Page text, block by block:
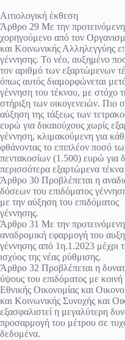
Αιτιολογική έκθεση
Άρθρο 29 Με την προτεινόμενη
χορηγούμενο από τον
και Κοινωνικής Αλληλεγγύης
γέννησης. Το νέο, αυξημένο
τον αριθμό των εξαρτώμενων
όπως αυτός διαμορφώνεται
γέννηση του τέκνου, με στόχο
στήριξη των οικογενειών. Πιο
αύξηση της τάξεως των
ευρώ για δικαιούχους χωρίς
γέννηση, κλιμακούμενη για
φθάνοντας το επιπλέον ποσό
πεντακοσίων (1.500) ευρώ για
περισσότερα εξαρτώμενα
Άρθρο 30 Προβλέπεται η
δόσεων του επιδόματος
με την αύξηση του επιδόματος
γέννησης.
Άρθρο 31 Με την
αναδρομική εφαρμογή του
γέννησης από 1η.1.2023 μέχρι
ισχύος της νέας ρύθμισης.
Άρθρο 32 Προβλέπεται η
ύψους του επιδόματος με
Εθνικής Οικονομίας και
και Κοινωνικής Συνοχής και
εξασφαλιστεί η μεγαλύτερη
προσαρμογή του μέτρου σε
δεδομένα.